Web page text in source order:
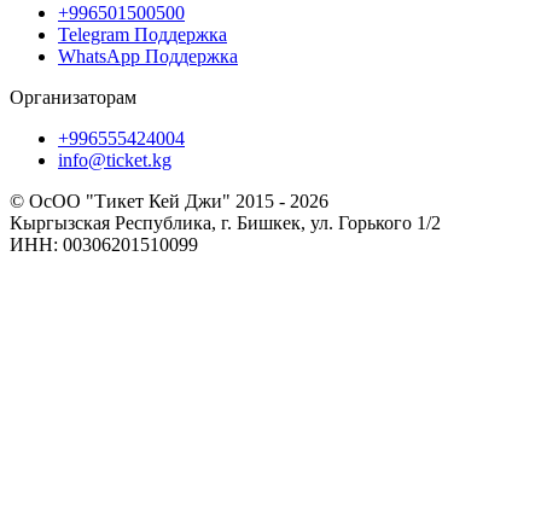
+996501500500
Telegram Поддержка
WhatsApp Поддержка
Организаторам
+996555424004
info@ticket.kg
© ОсОО "Тикет Кей Джи" 2015 - 2026
Кыргызская Республика, г. Бишкек, ул. Горького 1/2
ИНН: 00306201510099